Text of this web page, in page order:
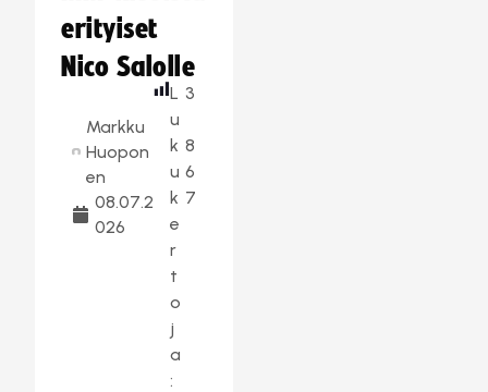
erityiset
Nico Salolle
Markku
Huopon
en
08.07.2
026
L
u
k
u
k
e
r
t
o
j
a
:
3
8
6
7